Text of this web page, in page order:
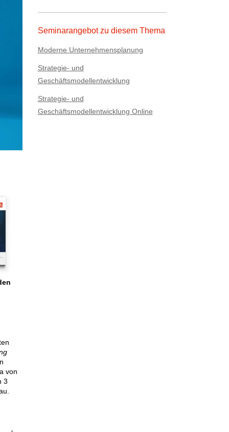
Seminarangebot zu diesem Thema
Moderne Unternehmensplanung
Strategie- und
Geschäftsmodellentwicklung
Strategie- und
Geschäftsmodellentwicklung Online
von
3